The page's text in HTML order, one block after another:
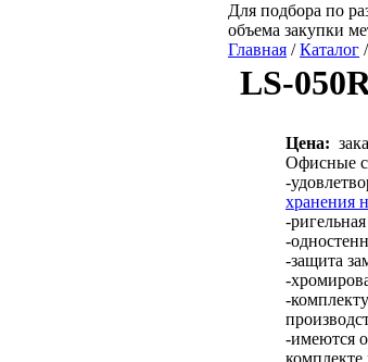
Для подбора по
объема закупки
Главная /Каталог /
LS-
Цена:
Офисные
-
хранения
-
-
-защита
-
-
-имеются
комплекте